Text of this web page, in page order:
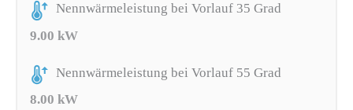
Nennwärmeleistung bei Vorlauf 35 Grad
9.00 kW
Nennwärmeleistung bei Vorlauf 55 Grad
8.00 kW